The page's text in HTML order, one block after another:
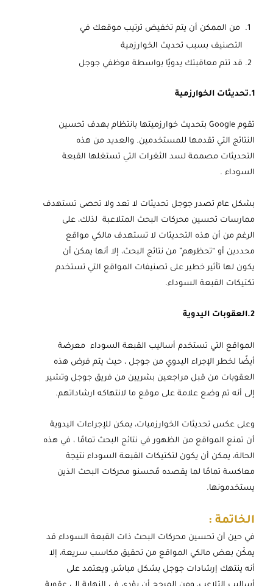
من الممكن أن يتم تخفيض ترتيب موقعك في
التصنيف بسبب تحديث الخوارزمية
قد تتم معاقبتك يدويًا بواسطة موظفي جوجل
1.تحديثات الخوارزمية
تقوم Google بتحديث خوارزميتها بانتظام بهدف تحسين
النتائج التي تقدمها للمستخدمين. والعديد من هذه
التحديثات مصممة لسد الثغرات التي تستغلها القبعة
السوداء .
بشكل عام تصدر جوجل تحديثات لا تعد ولا تحصى تستهدف
ممارسات تحسين محركات البحث المتلاعبة لذلك، على
الرغم من أن هذه التحديثات لا تستهدف مالكي مواقع
محددين أو “تحظرهم” من نتائج البحث، إلا أنها يمكن أن
يكون لها تأثير خطير على تصنيفات المواقع التي تستخدم
تكتيكات القبعة السوداء.
2.العقوبات اليدوية
المواقع التي تستخدم أساليب القبعة السوداء معرضة
أيضًا لخطر الإجراء اليدوي من جوجل ، حيث يتم فرض هذه
العقوبات من قبل مراجعين بشريين من فريق جوجل وتشير
إلى أنه تم وضع علامة على موقع ما لانتهاكه ارشاداتهم.
وعلى عكس تحديثات الخوارزميات، يمكن للإجراءات اليدوية
أن تمنع المواقع من الظهور في نتائج البحث تمامًا ، في هذه
الحالة، يمكن أن يكون لتكتيكات القبعة السوداء نتيجة
معاكسة تمامًا لما يقصده مُحسنو محركات البحث الذين
يستخدمونها.
الخاتمة :
في حين أن تحسين محركات البحث ذات القبعة السوداء قد
يمكّن بعض مالكي المواقع من تحقيق مكاسب سريعة، إلا
أنه ينتهك إرشادات جوجل بشكل مباشر، ويعتمد على